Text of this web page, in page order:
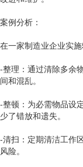
案例分析：
在一家制造业企业实
-整理：通过清除多余
间和混乱。
-整顿：为必需物品设
少了错放和遗失。
-清扫：定期清洁工作
风险。